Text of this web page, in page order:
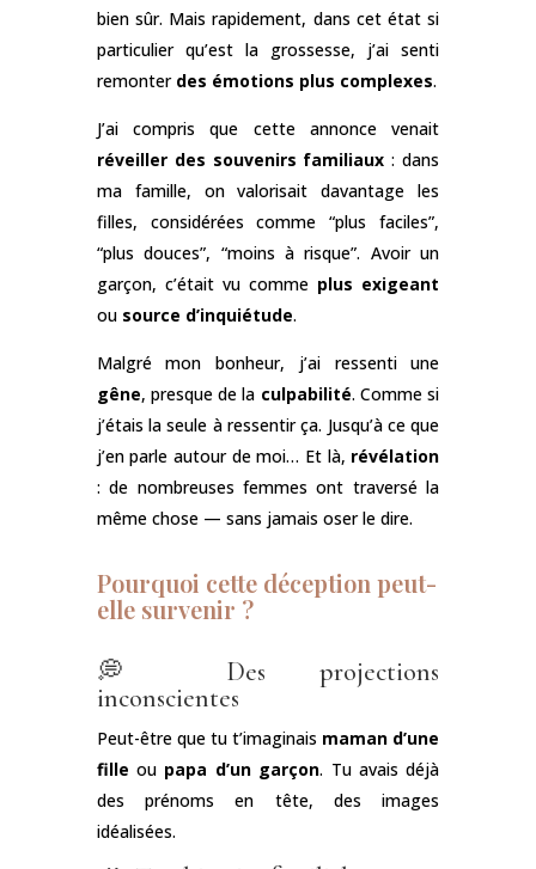
bien sûr. Mais rapidement, dans cet état si
particulier qu’est la grossesse, j’ai senti
remonter des émotions plus complexes.
J’ai compris que cette annonce venait
réveiller des souvenirs familiaux : dans
ma famille, on valorisait davantage les
filles, considérées comme “plus faciles”,
“plus douces”, “moins à risque”. Avoir un
garçon, c’était vu comme plus exigeant
ou source d’inquiétude.
Malgré mon bonheur, j’ai ressenti une
gêne, presque de la culpabilité. Comme si
j’étais la seule à ressentir ça. Jusqu’à ce que
j’en parle autour de moi… Et là, révélation
: de nombreuses femmes ont traversé la
même chose — sans jamais oser le dire.
Pourquoi cette déception peut-
elle survenir ?
💭 Des projections
inconscientes
Peut-être que tu t’imaginais maman d’une
fille ou papa d’un garçon. Tu avais déjà
des prénoms en tête, des images
idéalisées.